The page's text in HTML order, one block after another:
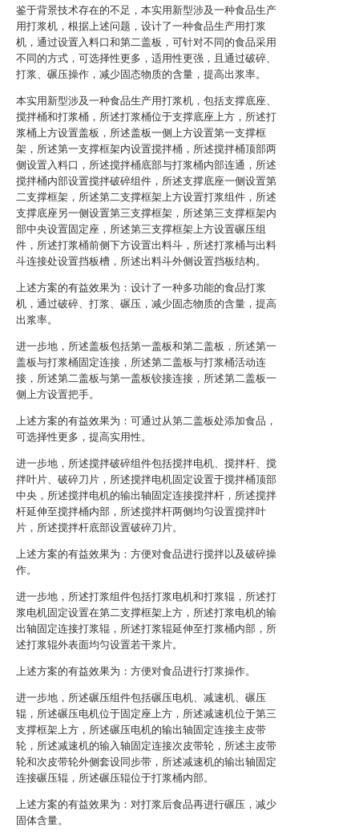
鉴于背景技术存在的不足，本实用新型涉及一种食品生产
用打浆机，根据上述问题，设计了一种食品生产用打浆
机，通过设置入料口和第二盖板，可针对不同的食品采用
不同的方式，可选择性更多，适用性更强，且通过破碎、
打浆、碾压操作，减少固态物质的含量，提高出浆率。
本实用新型涉及一种食品生产用打浆机，包括支撑底座、
搅拌桶和打浆桶，所述打浆桶位于支撑底座上方，所述打
浆桶上方设置盖板，所述盖板一侧上方设置第一支撑框
架，所述第一支撑框架内设置搅拌桶，所述搅拌桶顶部两
侧设置入料口，所述搅拌桶底部与打浆桶内部连通，所述
搅拌桶内部设置搅拌破碎组件，所述支撑底座一侧设置第
二支撑框架，所述第二支撑框架上方设置打浆组件，所述
支撑底座另一侧设置第三支撑框架，所述第三支撑框架内
部中央设置固定座，所述第三支撑框架上方设置碾压组
件，所述打浆桶前侧下方设置出料斗，所述打浆桶与出料
斗连接处设置挡板槽，所述出料斗外侧设置挡板结构。
上述方案的有益效果为：设计了一种多功能的食品打浆
机，通过破碎、打浆、碾压，减少固态物质的含量，提高
出浆率。
进一步地，所述盖板包括第一盖板和第二盖板，所述第一
盖板与打浆桶固定连接，所述第二盖板与打浆桶活动连
接，所述第二盖板与第一盖板铰接连接，所述第二盖板一
侧上方设置把手。
上述方案的有益效果为：可通过从第二盖板处添加食品，
可选择性更多，提高实用性。
进一步地，所述搅拌破碎组件包括搅拌电机、搅拌杆、搅
拌叶片、破碎刀片，所述搅拌电机固定设置于搅拌桶顶部
中央，所述搅拌电机的输出轴固定连接搅拌杆，所述搅拌
杆延伸至搅拌桶内部，所述搅拌杆两侧均匀设置搅拌叶
片，所述搅拌杆底部设置破碎刀片。
上述方案的有益效果为：方便对食品进行搅拌以及破碎操
作。
进一步地，所述打浆组件包括打浆电机和打浆辊，所述打
浆电机固定设置在第二支撑框架上方，所述打浆电机的输
出轴固定连接打浆辊，所述打浆辊延伸至打浆桶内部，所
述打浆辊外表面均匀设置若干浆片。
上述方案的有益效果为：方便对食品进行打浆操作。
进一步地，所述碾压组件包括碾压电机、减速机、碾压
辊，所述碾压电机位于固定座上方，所述减速机位于第三
支撑框架上方，所述碾压电机的输出轴固定连接主皮带
轮，所述减速机的输入轴固定连接次皮带轮，所述主皮带
轮和次皮带轮外侧套设同步带，所述减速机的输出轴固定
连接碾压辊，所述碾压辊位于打浆桶内部。
上述方案的有益效果为：对打浆后食品再进行碾压，减少
固体含量。